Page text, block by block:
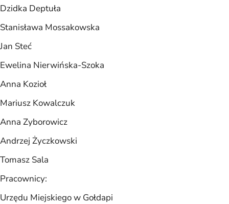
Dzidka Deptuła
Stanisława Mossakowska
Jan Steć
Ewelina Nierwińska-Szoka
Anna Kozioł
Mariusz Kowalczuk
Anna Zyborowicz
Andrzej Życzkowski
Tomasz Sala
Pracownicy:
Urzędu Miejskiego w Gołdapi